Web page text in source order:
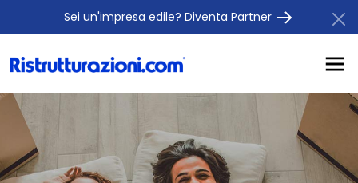
Sei un'impresa edile? Diventa Partner